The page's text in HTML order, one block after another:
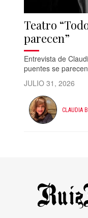
Teatro
parecen”
Entrevista de
puentes se
JULIO 31, 2026
CLAUDIA